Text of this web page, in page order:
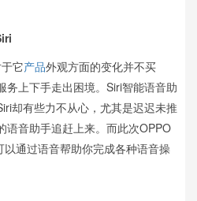
它产品外观方面的变化并不买
务上下手走出困境。Siri智能语音助
却有些力不从心，尤其是迟迟未推
语音助手追赶上来。而此次OPPO
通过语音帮助你完成各种语音操